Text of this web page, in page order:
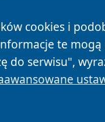
cookies i
te
do serwisu",